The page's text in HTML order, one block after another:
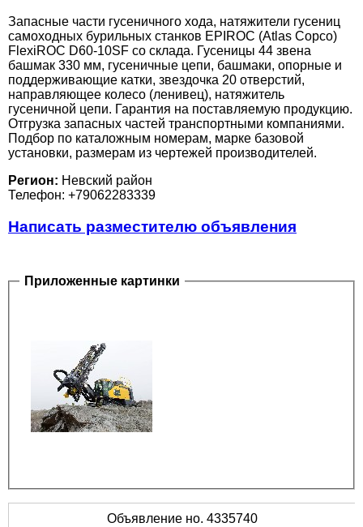
Запасные части гусеничного хода, натяжители гусениц
самоходных бурильных станков EPIROC (Atlas Copco)
FlexiROC D60-10SF со склада. Гусеницы 44 звена
башмак 330 мм, гусеничные цепи, башмаки, опорные и
поддерживающие катки, звездочка 20 отверстий,
направляющее колесо (ленивец), натяжитель
гусеничной цепи. Гарантия на поставляемую продукцию.
Отгрузка запасных частей транспортными компаниями.
Подбор по каталожным номерам, марке базовой
установки, размерам из чертежей производителей.
Регион: Невский район
Телефон: +79062283339
Написать разместителю объявления
Приложенные картинки
Объявление но. 4335740